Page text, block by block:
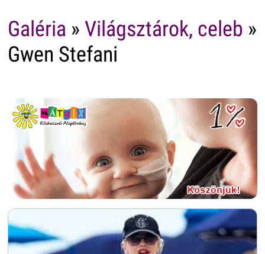
Galéria » Világsztárok, celeb »
Gwen Stefani